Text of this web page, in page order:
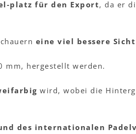
platz für den Export, da er
eine viel bessere
mm, hergestellt werden.
wird, wobei die
des internationalen